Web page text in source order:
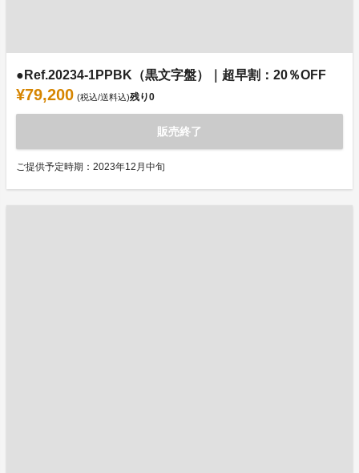
●Ref.20234-1PPBK（黒文字盤）｜超早割：20％OFF
¥79,200 (税込/送料込)残り0
販売終了
ご提供予定時期：2023年12月中旬